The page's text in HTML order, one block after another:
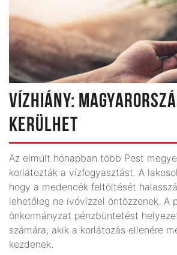
VÍZHIÁNY:
KERÜLHET
Az elmúlt hónapban több Pest
korlátozták a vízfogyasztást. A
hogy a medencék feltöltését
lehetőleg ne ivóvízzel öntözzenek. A
önkormányzat pénzbüntetést
számára, akik a korlátozás ellenére
kezdenek.